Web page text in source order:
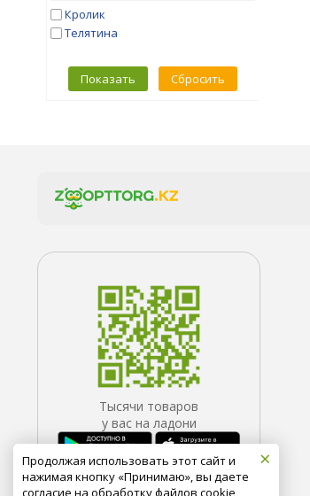
Кролик
Телятина
Показать Сбросить
Тысячи товаров
у вас на ладони
×
Продолжая использовать этот сайт и
нажимая кнопку «Принимаю», вы даете
согласие на обработку файлов cookie